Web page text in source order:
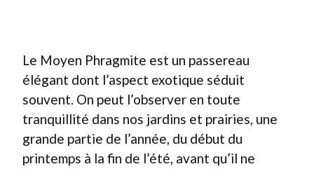
Le Moyen Phragmite est un passereau
élégant dont l’aspect exotique séduit
souvent. On peut l’observer en toute
tranquillité dans nos jardins et prairies, une
grande partie de l’année, du début du
printemps à la fin de l’été, avant qu’il ne